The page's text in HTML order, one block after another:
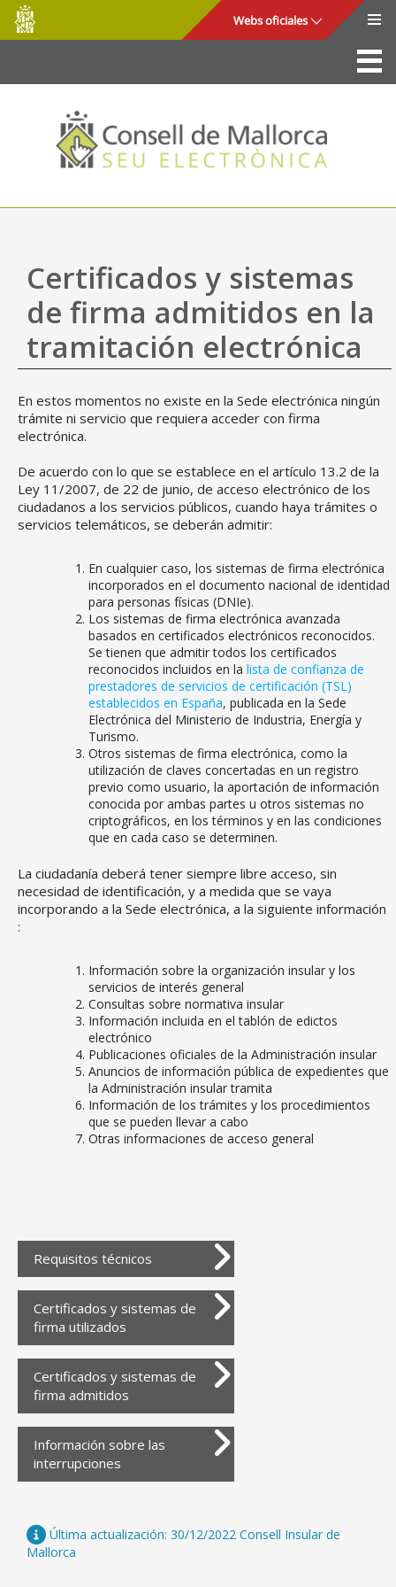
Saltar al contenido principal
CONSELL DE MALLORCA
SEDE ELECTRÓNICA
TRANSPARENCIA
Consell
de
Mallorca
Webs oficiales
La Sede
Consejo de Mallorca
Acceso y seguridad
Utilidades
Mapa web
Ayuda
Certificados y sistemas
de firma admitidos en la
tramitación electrónica
En estos momentos no existe en la Sede electrónica ningún
trámite ni servicio que requiera acceder con firma
electrónica.
De acuerdo con lo que se establece en el artículo 13.2 de la
Ley 11/2007, de 22 de junio, de acceso electrónico de los
ciudadanos a los servicios públicos, cuando haya trámites o
servicios telemáticos, se deberán admitir:
En cualquier caso, los sistemas de firma electrónica
incorporados en el documento nacional de identidad
para personas físicas (DNIe).
Los sistemas de firma electrónica avanzada
basados en certificados electrónicos reconocidos.
Se tienen que admitir todos los certificados
reconocidos incluidos en la lista de confianza de
prestadores de servicios de certificación (TSL)
establecidos en España, publicada en la Sede
Electrónica del Ministerio de Industria, Energía y
Turismo.
Otros sistemas de firma electrónica, como la
utilización de claves concertadas en un registro
previo como usuario, la aportación de información
conocida por ambas partes u otros sistemas no
criptográficos, en los términos y en las condiciones
que en cada caso se determinen.
La ciudadanía deberá tener siempre libre acceso, sin
necesidad de identificación, y a medida que se vaya
incorporando a la Sede electrónica, a la siguiente información
:
Información sobre la organización insular y los
servicios de interés general
Consultas sobre normativa insular
Información incluida en el tablón de edictos
electrónico
Publicaciones oficiales de la Administración insular
Anuncios de información pública de expedientes que
la Administración insular tramita
Información de los trámites y los procedimientos
que se pueden llevar a cabo
Otras informaciones de acceso general
Requisitos técnicos
Certificados y sistemas de
firma utilizados
Certificados y sistemas de
firma admitidos
Información sobre las
interrupciones
Última actualización: 30/12/2022 Consell Insular de
Mallorca